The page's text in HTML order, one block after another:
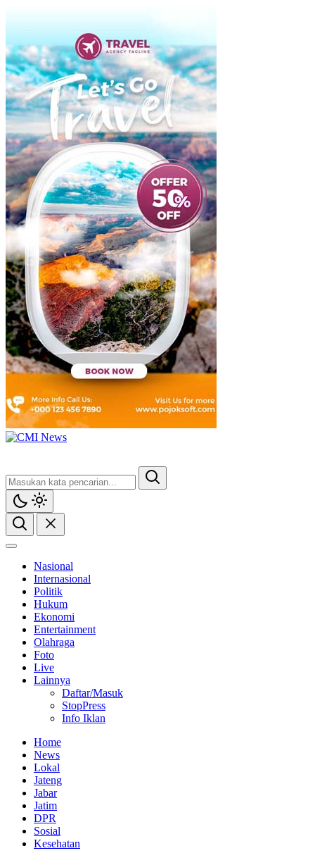
CMI News
Berani, Integritas dan Loyalitas
Nasional
Internasional
Politik
Hukum
Ekonomi
Entertainment
Olahraga
Foto
Live
Lainnya
Daftar/Masuk
StopPress
Info Iklan
Home
News
Lokal
Jateng
Jabar
Jatim
DPR
Sosial
Kesehatan